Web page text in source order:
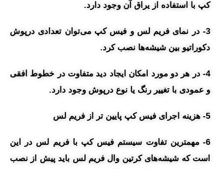
کپ با استفاده از یراق آن وجود دارد.
3- در نمای فریم لس و فیس کپ می‌توان تعدادی درپوش
دکوراتیو بین شیشه‌ها نصب کرد.
4- در هر دو مورد امکان ایجاد دید متفاوت در خطوط افقی
و عمودی با تغییر رنگ یا نوع درپوش وجود دارد.
5- هزینه اجرای فیس کپ پایین تر از فریم لس
6- مهمترین تفاوت سیستم فیس کپ با فریم لس در این
است که شیشه‌های کرتین وال فریم لس باید پیش از نصب